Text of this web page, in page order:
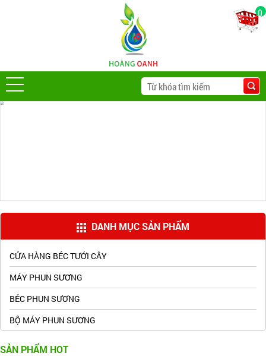
0
DANH MỤC SẢN PHẨM
CỬA HÀNG BÉC TƯỚI CÂY
MÁY PHUN SƯƠNG
BÉC PHUN SƯƠNG
BỘ MÁY PHUN SƯƠNG
SẢN PHẨM HOT